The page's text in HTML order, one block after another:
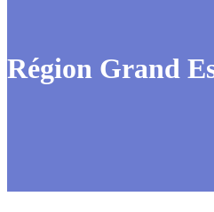
Région Grand